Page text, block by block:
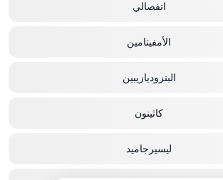
انفصالي
الأمفيتامين
البنزوديازيبين
كاثينون
ليسيرجاميد